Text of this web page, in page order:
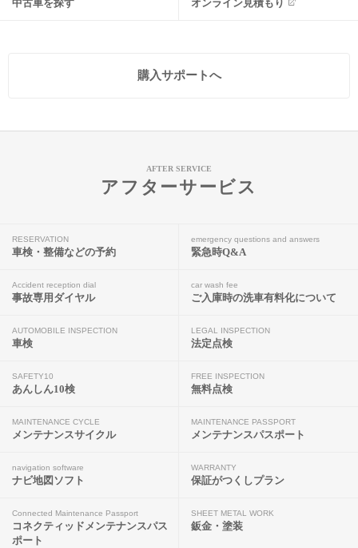
中古車を探す オンライン見積もり
購入サポートへ
AFTER SERVICE
アフターサービス
RESERVATION
車検・整備などの予約
emergency questions and answers
緊急時Q&A
Accident reception dial
事故専用ダイヤル
car wash fee
ご入庫時の洗車有料化について
AUTOMOBILE INSPECTION
車検
LEGAL INSPECTION
法定点検
SAFETY10
あんしん10検
FREE INSPECTION
無料点検
MAINTENANCE CYCLE
メンテナンスサイクル
MAINTENANCE PASSPORT
メンテナンスパスポート
navigation software
ナビ地図ソフト
WARRANTY
保証がつくしプラン
Connected Maintenance Passport
コネクティッドメンテナンスパス
ポート
SHEET METAL WORK
鈑金・塗装